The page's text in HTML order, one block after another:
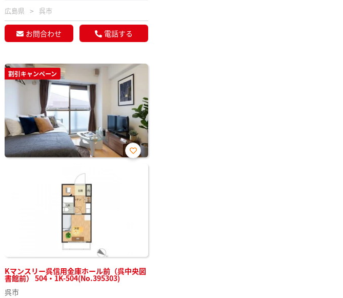
広島県 呉市
お問合わせ 電話する
割引キャンペーン
Kマンスリー呉信用金庫ホール前（呉中央図
書館前） 504・1K-504(No.395303)
お気
呉市